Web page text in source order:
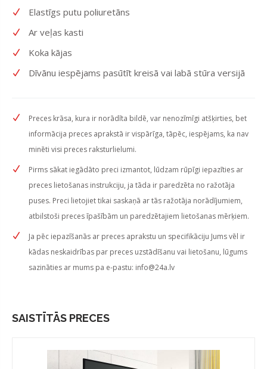
Elastīgs putu poliuretāns
Ar veļas kasti
Koka kājas
Dīvānu iespējams pasūtīt kreisā vai labā stūra versijā
Preces krāsa, kura ir norādīta bildē, var nenozīmīgi atšķirties, bet
informācija preces aprakstā ir vispārīga, tāpēc, iespējams, ka nav
minēti visi preces raksturlielumi.
Pirms sākat iegādāto preci izmantot, lūdzam rūpīgi iepazīties ar
preces lietošanas instrukciju, ja tāda ir paredzēta no ražotāja
puses. Preci lietojiet tikai saskaņā ar tās ražotāja norādījumiem,
atbilstoši preces īpašībām un paredzētajiem lietošanas mērķiem.
Ja pēc iepazīšanās ar preces aprakstu un specifikāciju Jums vēl ir
kādas neskaidrības par preces uzstādīšanu vai lietošanu, lūgums
sazināties ar mums pa e-pastu: info@24a.lv
SAISTĪTĀS PRECES